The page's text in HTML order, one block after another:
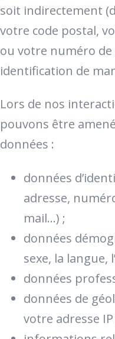
soit indirectement
votre code postal,
ou votre numéro
identification de
Lors de nos
pouvons être
données :
données
adresse,
mail…) ;
données
sexe, la langue,
données
données de
votre adresse IP